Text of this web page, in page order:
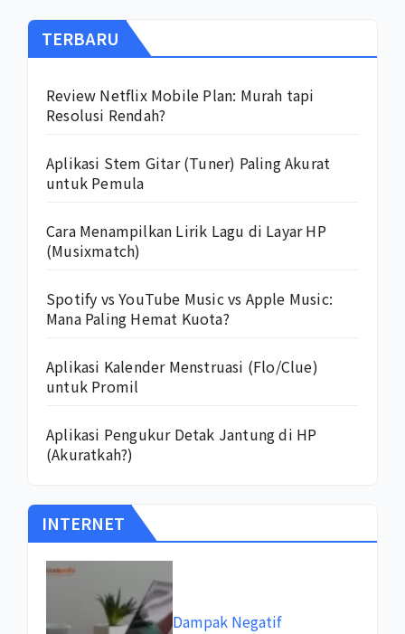
TERBARU
Review Netflix Mobile Plan: Murah tapi
Resolusi Rendah?
Aplikasi Stem Gitar (Tuner) Paling Akurat
untuk Pemula
Cara Menampilkan Lirik Lagu di Layar HP
(Musixmatch)
Spotify vs YouTube Music vs Apple Music:
Mana Paling Hemat Kuota?
Aplikasi Kalender Menstruasi (Flo/Clue)
untuk Promil
Aplikasi Pengukur Detak Jantung di HP
(Akuratkah?)
INTERNET
Dampak Negatif